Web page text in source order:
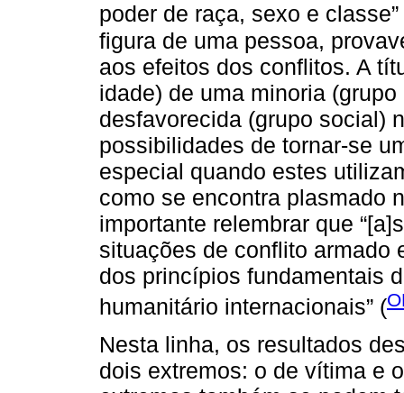
poder de raça, sexo e classe”
figura de uma pessoa,
aos efeitos dos conflitos. A
idade) de uma minoria
desfavorecida (grupo social)
possibilidades de tornar-se
especial quando estes
como se encontra plasmado
importante relembrar que
situações de conflito armado
dos princípios fundamentais
humanitário internacionais” (
Nesta linha, os resultados
dois extremos: o de vítima e